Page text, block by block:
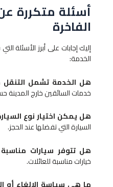
أسئلة متكررة
الفاخرة
إليك إجابات على أبرز
الخدمة:
هل الخدمة تشمل التنقل
خدمات السائقين خارج المدينة
هل يمكن اختيار نوع
السيارة التي تفضلها عند الحجز.
هل تتوفر سيارات مناسبة
خيارات مناسبة للعائلات.